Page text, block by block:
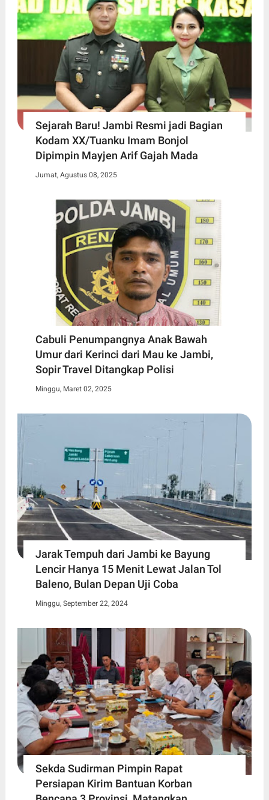
Sejarah Baru! Jambi Resmi jadi Bagian
Kodam XX/Tuanku Imam Bonjol
Dipimpin Mayjen Arif Gajah Mada
Jumat, Agustus 08, 2025
Cabuli Penumpangnya Anak Bawah
Umur dari Kerinci dari Mau ke Jambi,
Sopir Travel Ditangkap Polisi
Minggu, Maret 02, 2025
Jarak Tempuh dari Jambi ke Bayung
Lencir Hanya 15 Menit Lewat Jalan Tol
Baleno, Bulan Depan Uji Coba
Minggu, September 22, 2024
Sekda Sudirman Pimpin Rapat
Persiapan Kirim Bantuan Korban